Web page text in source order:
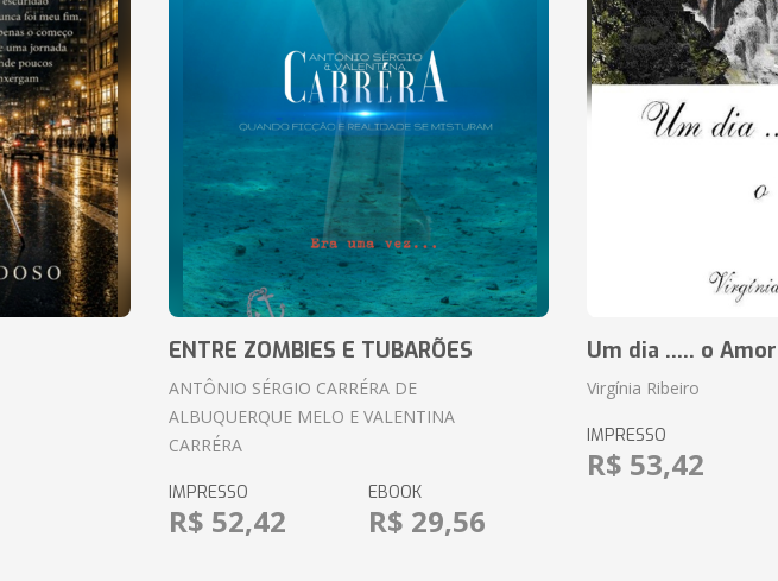
ENTRE ZOMBIES E TUBARÕES
ANTÔNIO SÉRGIO CARRÉRA DE
ALBUQUERQUE MELO E VALENTINA
CARRÉRA
IMPRESSO
R$ 52,42
EBOOK
R$ 29,56
Um dia ..... o Amor
Virgínia Ribeiro
IMPRESSO
R$ 53,42